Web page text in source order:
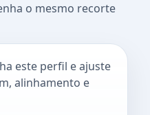
o mesmo recorte
este perfil e ajuste
alinhamento e